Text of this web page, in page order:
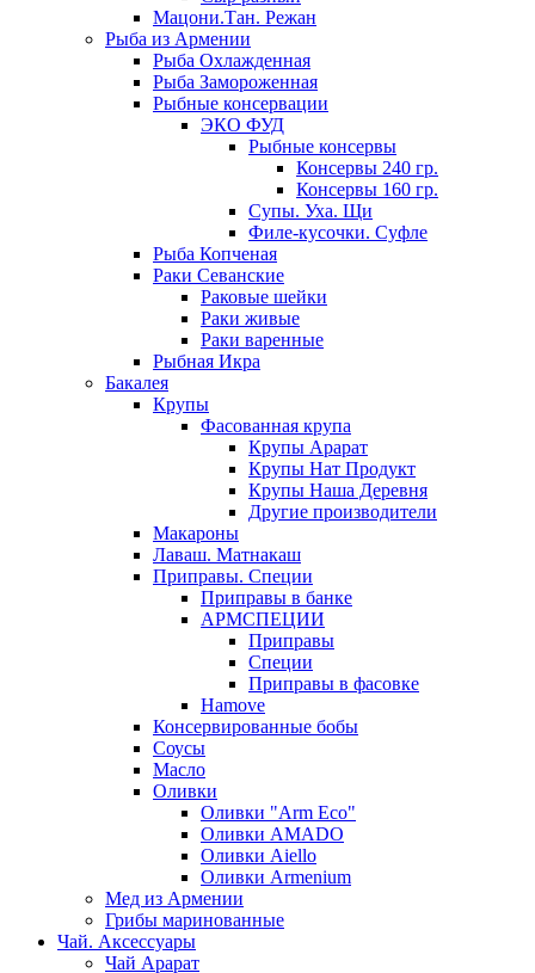
Мацони.Тан. Режан
Рыба из Армении
Рыба Охлажденная
Рыба Замороженная
Рыбные консервации
ЭКО ФУД
Рыбные консервы
Консервы 240 гр.
Консервы 160 гр.
Супы. Уха. Щи
Филе-кусочки. Суфле
Рыба Копченая
Раки Севанские
Раковые шейки
Раки живые
Раки варенные
Рыбная Икра
Бакалея
Крупы
Фасованная крупа
Крупы Арарат
Крупы Нат Продукт
Крупы Наша Деревня
Другие производители
Макароны
Лаваш. Матнакаш
Приправы. Специи
Приправы в банке
АРМСПЕЦИИ
Приправы
Специи
Приправы в фасовке
Hamove
Консервированные бобы
Соусы
Масло
Оливки
Оливки "Arm Eco"
Оливки AMADO
Оливки Aiello
Оливки Armenium
Мед из Армении
Грибы маринованные
Чай. Аксессуары
Чай Арарат